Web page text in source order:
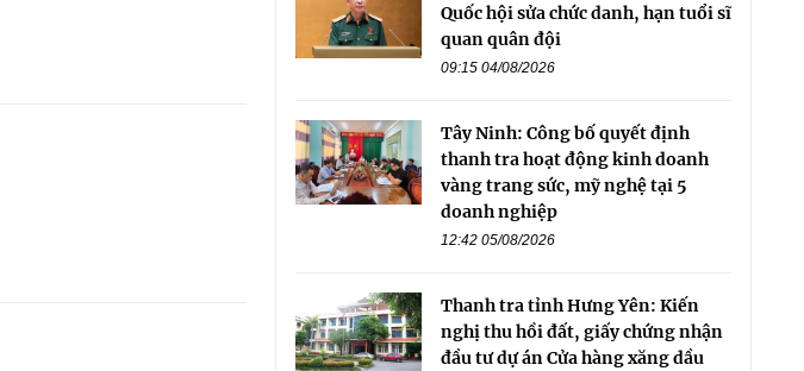
Quốc hội sửa chức danh, hạn tuổi sĩ
quan quân đội
09:15 04/08/2026
Tây Ninh: Công bố quyết định
thanh tra hoạt động kinh doanh
vàng trang sức, mỹ nghệ tại 5
doanh nghiệp
12:42 05/08/2026
Thanh tra tỉnh Hưng Yên: Kiến
nghị thu hồi đất, giấy chứng nhận
đầu tư dự án Cửa hàng xăng dầu